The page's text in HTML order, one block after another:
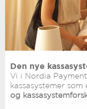
Den nye
Vi i Nordia
kassasystemer som
og